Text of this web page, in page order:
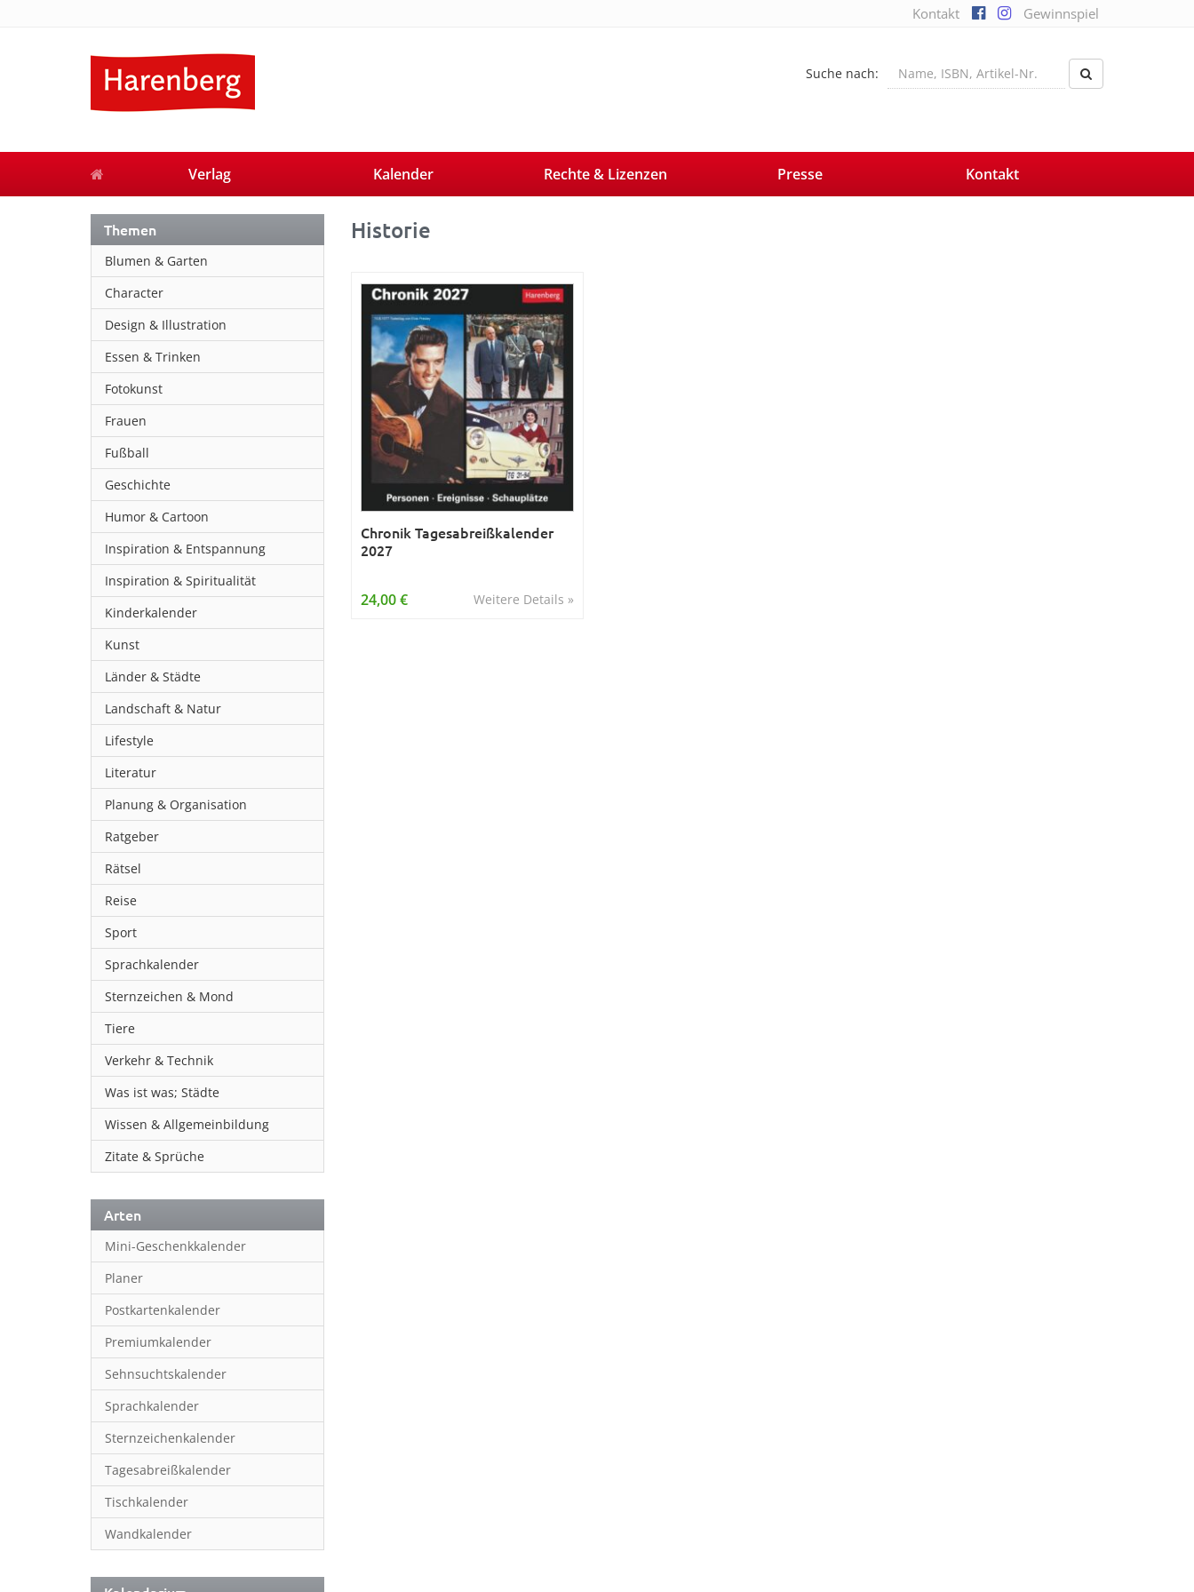
Kontakt Gewinnspiel
Suche nach:
Verlag Kalender Rechte & Lizenzen Presse Kontakt
Themen
Blumen & Garten
Character
Design & Illustration
Essen & Trinken
Fotokunst
Frauen
Fußball
Geschichte
Humor & Cartoon
Inspiration & Entspannung
Inspiration & Spiritualität
Kinderkalender
Kunst
Länder & Städte
Landschaft & Natur
Lifestyle
Literatur
Planung & Organisation
Ratgeber
Rätsel
Reise
Sport
Sprachkalender
Sternzeichen & Mond
Tiere
Verkehr & Technik
Was ist was; Städte
Wissen & Allgemeinbildung
Zitate & Sprüche
Arten
Mini-Geschenkkalender
Planer
Postkartenkalender
Premiumkalender
Sehnsuchtskalender
Sprachkalender
Sternzeichenkalender
Tagesabreißkalender
Tischkalender
Wandkalender
Historie
Chronik Tagesabreißkalender
2027
Weitere Details »
24,00 €